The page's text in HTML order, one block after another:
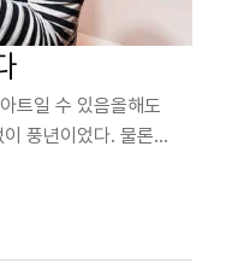
트일 수 있음올해도
풍년이었다. 물론
수는 없다. 하지만